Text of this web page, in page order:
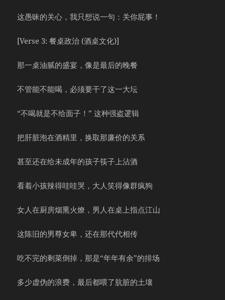
这愚昧的关心，我只想说一句：关你屁事！
[Verse 3: 餐桌政治 (酒桌文化)]
那一桌油腻的盛宴，像是最后的晚餐
不管能不能喝，必须要干了这一大坛
“不喝就是不给面子！” 这种强盗逻辑
把肝脏泡在酒精里，换取那廉价的关系
甚至还在给未成年的孩子筷子上沾酒
看着小孩辣得哇哇哭，大人笑得像群疯狗
女人在厨房烟熏火燎，男人在桌上指点江山
这陈旧的男尊女卑，还在那代代相传
吃不完的剩菜倒掉，那是“年年有余”的排场
多少虚伪的浪费，最后都喂了肮脏的土壤